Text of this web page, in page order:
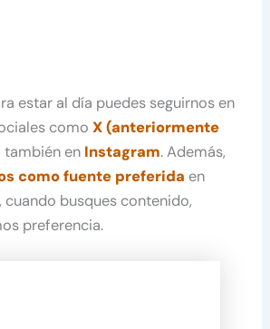
estar al día puedes seguirnos en
comoX (anteriormente
también en Instagram. Además,
como fuente preferida en
cuando busques contenido,
preferencia.